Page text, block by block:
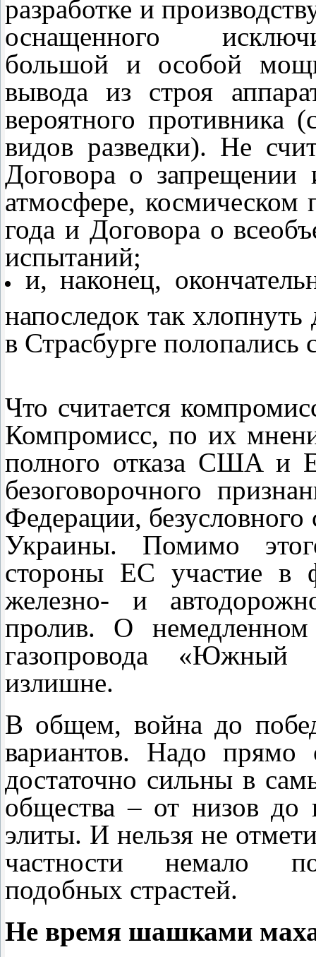
оснащенного
большой и особой
вывода из строя
вероятного противника
видов разведки). Не
Договора о запрещении
атмосфере, космическом
года и Договора о
испытаний;
и, наконец,
напоследок так
в Страсбурге полопались
Что считается
Компромисс, по их
полного отказа США и
безоговорочного
Федерации, безусловного
Украины. Помимо
стороны ЕС участие в
железно- и
пролив. О немедленном
газопровода «Южный
излишне.
В общем, война до
вариантов. Надо прямо
достаточно сильны в
общества – от низов до
элиты. И нельзя не
частности немало
подобных страстей.
Не время шашками